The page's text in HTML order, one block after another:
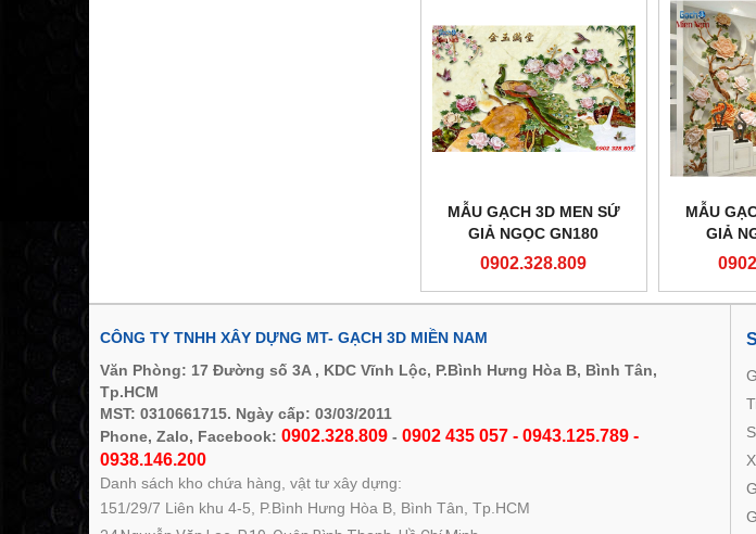
MẪU GẠCH 3D MEN SỨ
GIẢ NGỌC GN180
0902.328.809
MẪU
GIẢ
CÔNG TY TNHH XÂY DỰNG MT- GẠCH 3D MIỀN NAM
Văn Phòng: 17 Đường số 3A , KDC Vĩnh Lộc, P.Bình Hưng Hòa B, Bình Tân,
Tp.HCM
MST: 0310661715. Ngày cấp: 03/03/2011
Phone, Zalo, Facebook: 0902.328.809 - 0902 435 057 - 0943.125.789 -
0938.146.200
Danh sách kho chứa hàng, vật tư xây dựng:
151/29/7 Liên khu 4-5, P.Bình Hưng Hòa B, Bình Tân, Tp.HCM